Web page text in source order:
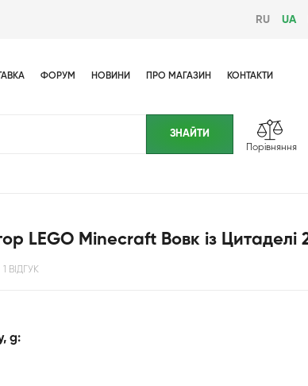
RU UA
ФОРУМ НОВИНИ ПРО МАГАЗИН КОНТАКТИ
Порівняння
LEGO Minecraft Вовк із Цитаделі
1 ВІДГУК
g: